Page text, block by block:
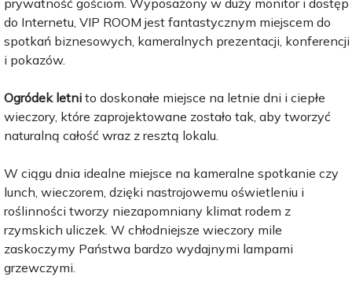
prywatność gościom. Wyposażony w duży monitor i dostęp
do Internetu, VIP ROOM jest fantastycznym miejscem do
spotkań biznesowych, kameralnych prezentacji, konferencji
i pokazów.
Ogródek letni to doskonałe miejsce na letnie dni i ciepłe
wieczory, które zaprojektowane zostało tak, aby tworzyć
naturalną całość wraz z resztą lokalu.
W ciągu dnia idealne miejsce na kameralne spotkanie czy
lunch, wieczorem, dzięki nastrojowemu oświetleniu i
roślinności tworzy niezapomniany klimat rodem z
rzymskich uliczek. W chłodniejsze wieczory mile
zaskoczymy Państwa bardzo wydajnymi lampami
grzewczymi.